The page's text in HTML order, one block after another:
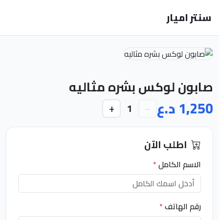
سنتر اميار
صابون لوكس بشره مثاليه
1,250 د.ع −
1
+
اطلب الآن
الاسم الكامل*
رقم الهاتف*